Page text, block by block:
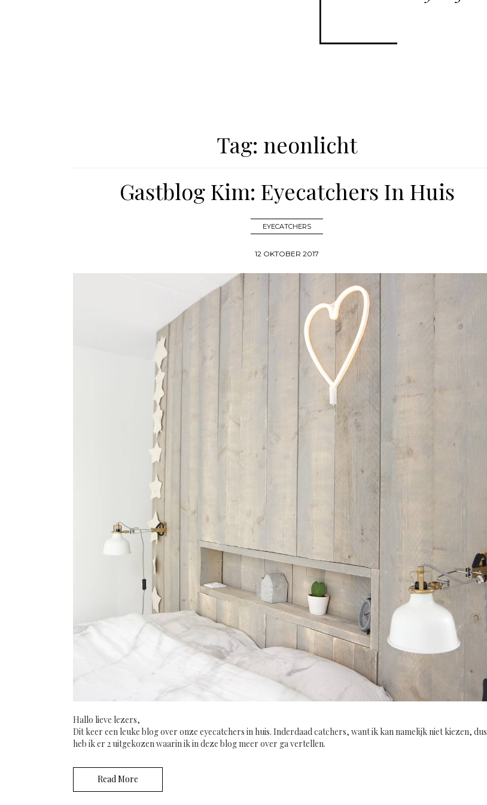
Tag: neonlicht
Gastblog Kim: Eyecatchers In Huis
EYECATCHERS
12 OKTOBER 2017
Hallo lieve lezers,
Dit keer een leuke blog over onze eyecatchers in huis. Inderdaad catchers, want ik kan namelijk niet kiezen, dus
heb ik er 2 uitgekozen waarin ik in deze blog meer over ga vertellen.
Read More